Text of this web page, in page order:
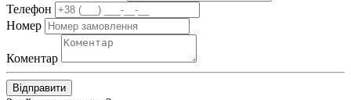
Телефон
Номер
Коментар
Відправити